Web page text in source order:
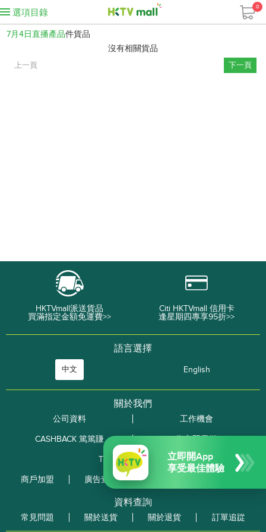
選項目錄
0
7月4日直播產品件貨品
沒有相關貨品
上一頁 下一頁
HKTVmall派送貨品
買滿指定金額免運費>>
Citi HKTVmall 信用卡
逢星期四專享95折>>
語言選擇
中文 English
關於我們
公司資料
工作機會
CASHBACK 篤篤賺
街市即日餸
ThePlace 網店平台
商戶加盟
廣告查詢
資料查詢
常見問題 關於送貨 關於退貨 訂單追踨
立即開App
享受最佳體驗